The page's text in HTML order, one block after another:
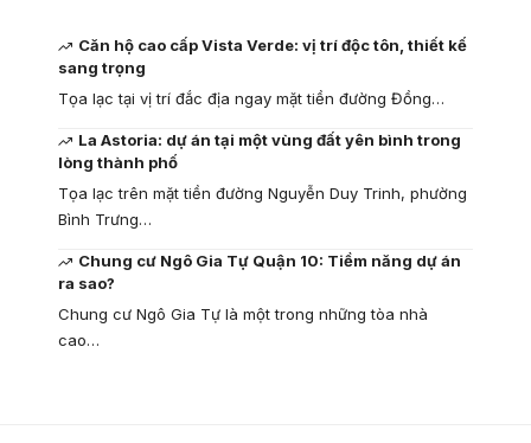
Căn hộ cao cấp Vista Verde: vị trí độc tôn, thiết kế
sang trọng
Tọa lạc tại vị trí đắc địa ngay mặt tiền đường Đồng…
La Astoria: dự án tại một vùng đất yên bình trong
lòng thành phố
Tọa lạc trên mặt tiền đường Nguyễn Duy Trinh, phường
Bình Trưng…
Chung cư Ngô Gia Tự Quận 10: Tiềm năng dự án
ra sao?
Chung cư Ngô Gia Tự là một trong những tòa nhà
cao…